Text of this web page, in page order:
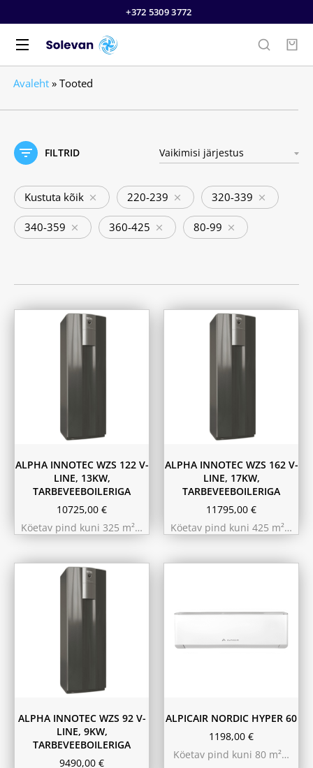
+372 5309 3772
Avaleht » Tooted
FILTRID
Kustuta kõik 220-239 320-339
340-359 360-425 80-99
ALPHA INNOTEC WZS 122 V-
LINE, 13KW,
TARBEVEEBOILERIGA
10725,00 €
Köetav pind kuni 325 m²…
ALPHA INNOTEC WZS 162 V-
LINE, 17KW,
TARBEVEEBOILERIGA
11795,00 €
Köetav pind kuni 425 m²…
ALPHA INNOTEC WZS 92 V-
LINE, 9KW,
TARBEVEEBOILERIGA
9490,00 €
ALPICAIR NORDIC HYPER 60
1198,00 €
Köetav pind kuni 80 m²…